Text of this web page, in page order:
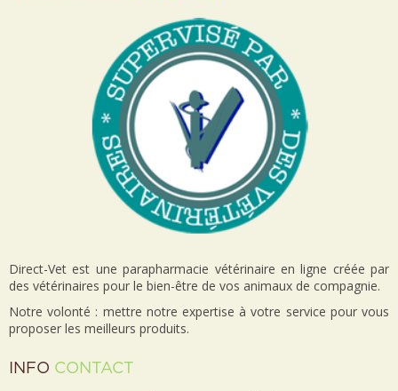
Direct-Vet est une parapharmacie vétérinaire en ligne créée par
des vétérinaires pour le bien-être de vos animaux de compagnie.
Notre volonté : mettre notre expertise à votre service pour vous
proposer les meilleurs produits.
INFO CONTACT